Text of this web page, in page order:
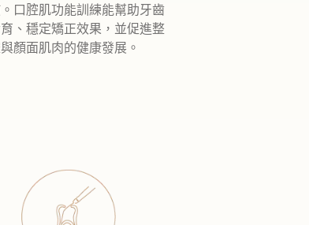
口腔肌功能訓練能幫助牙齒
、穩定矯正效果，並促進整
顏面肌肉的健康發展。